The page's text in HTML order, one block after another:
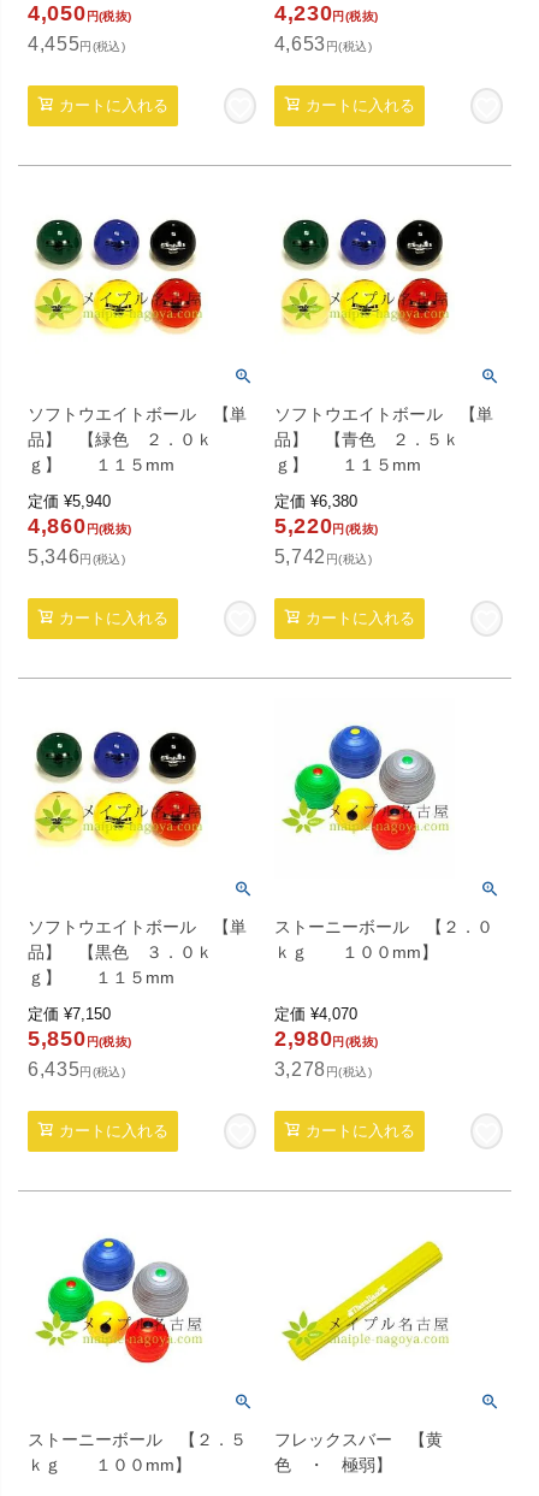
4,050 円(税抜)
4,455円(税込)
カートに入れる
4,230円(税抜)
4,653 円(税込)
カートに入れる
ソフトウエイトボール 【単
品】 【緑色 ２．０ｋ
ｇ】 １１５mm
定価 ¥5,940
4,860 円(税抜)
5,346 円(税込)
カートに入れる
ソフトウエイトボール 【単
品】 【青色 ２．５ｋ
ｇ】 １１５mm
定価 ¥6,380
5,220円(税抜)
5,742 円(税込)
カートに入れる
ソフトウエイトボール 【単
品】 【黒色 ３．０ｋ
ｇ】 １１５mm
定価 ¥7,150
5,850 円(税抜)
6,435円(税込)
カートに入れる
ストーニーボール 【２．０
ｋｇ １００mm】
定価 ¥4,070
2,980円(税抜)
3,278 円(税込)
カートに入れる
ストーニーボール 【２．５
ｋｇ １００mm】
フレックスバー 【黄
色 ・ 極弱】